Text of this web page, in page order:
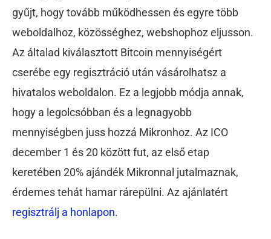
gyűjt, hogy tovább működhessen és egyre több
weboldalhoz, közösséghez, webshophoz eljusson.
Az általad kiválasztott Bitcoin mennyiségért
cserébe egy regisztráció után vásárolhatsz a
hivatalos weboldalon. Ez a legjobb módja annak,
hogy a legolcsóbban és a legnagyobb
mennyiségben juss hozzá Mikronhoz. Az ICO
december 1 és 20 között fut, az első etap
keretében 20% ajándék Mikronnal jutalmaznak,
érdemes tehát hamar rárepülni. Az ajánlatért
regisztrálj a honlapon.